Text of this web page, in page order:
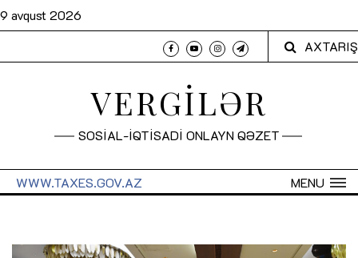
9 avqust 2026
AXTARIŞ
VERGİLƏR
SOSİAL-İQTİSADİ ONLAYN QƏZET
MENU
WWW.TAXES.GOV.AZ